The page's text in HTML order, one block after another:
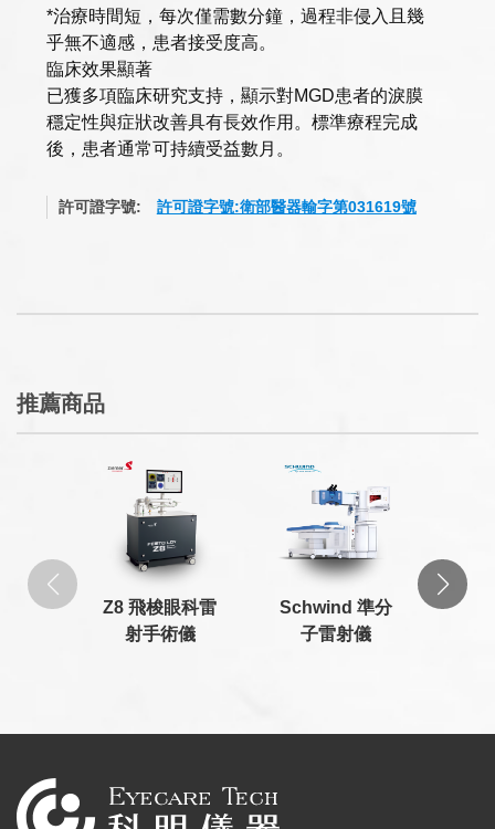
*治療時間短，每次僅需數分鐘，過程非侵入且幾
乎無不適感，患者接受度高。
臨床效果顯著
已獲多項臨床研究支持，顯示對MGD患者的淚膜
穩定性與症狀改善具有長效作用。標準療程完成
後，患者通常可持續受益數月。
許可證字號: 許可證字號:衛部醫器輸字第031619號
推薦商品
Z8 飛梭眼科雷
射手術儀
Schwind 準分
子雷射儀